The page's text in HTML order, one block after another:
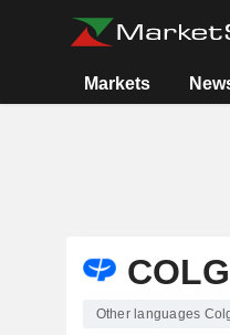
Markets
Other languages